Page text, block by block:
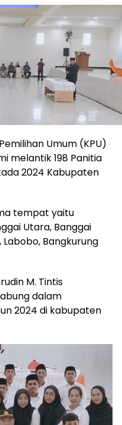
Umum (KPU)
melantik 198 Panitia
2024 Kabupaten
tempat yaitu
Utara, Banggai
Bangkurung
M. Tintis
dalam
2024 di kabupaten